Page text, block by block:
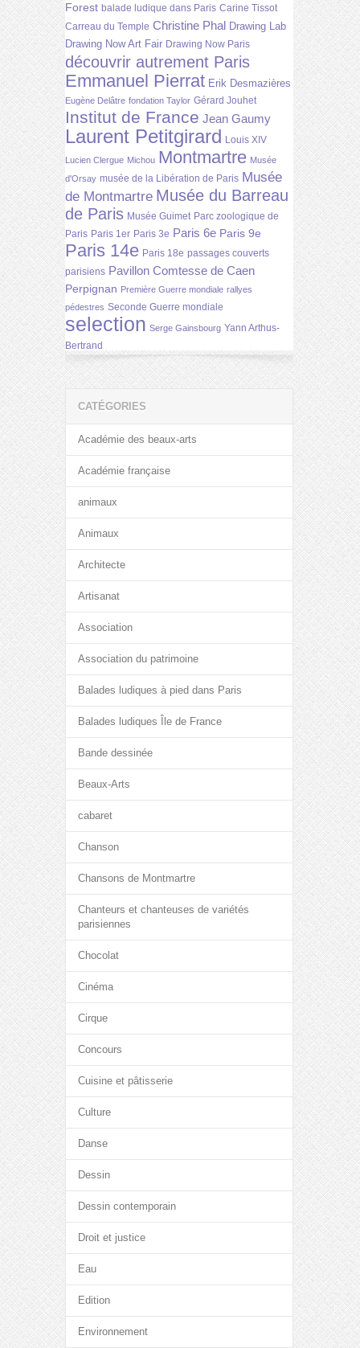
Forest balade ludique dans Paris Carine Tissot
Carreau du Temple Christine Phal Drawing Lab
Drawing Now Art Fair Drawing Now Paris
découvrir autrement Paris
Emmanuel Pierrat Erik Desmazières
Eugène Delâtre fondation Taylor Gérard Jouhet
Institut de France Jean Gaumy
Laurent Petitgirard Louis XIV
Lucien Clergue Michou Montmartre Musée
d'Orsay musée de la Libération de Paris Musée
de Montmartre Musée du Barreau
de Paris Musée Guimet Parc zoologique de
Paris Paris 1er Paris 3e Paris 6e Paris 9e
Paris 14e Paris 18e passages couverts
parisiens Pavillon Comtesse de Caen
Perpignan Première Guerre mondiale rallyes
pédestres Seconde Guerre mondiale
selection Serge Gainsbourg Yann Arthus-
Bertrand
CATÉGORIES
Académie des beaux-arts
Académie française
animaux
Animaux
Architecte
Artisanat
Association
Association du patrimoine
Balades ludiques à pied dans Paris
Balades ludiques Île de France
Bande dessinée
Beaux-Arts
cabaret
Chanson
Chansons de Montmartre
Chanteurs et chanteuses de variétés
parisiennes
Chocolat
Cinéma
Cirque
Concours
Cuisine et pâtisserie
Culture
Danse
Dessin
Dessin contemporain
Droit et justice
Eau
Edition
Environnement